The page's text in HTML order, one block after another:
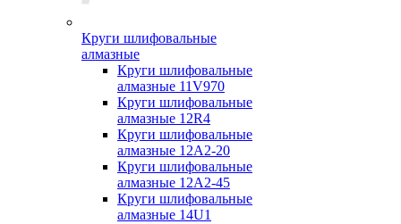
Круги шлифовальные
алмазные
Круги шлифовальные
алмазные 11V970
Круги шлифовальные
алмазные 12R4
Круги шлифовальные
алмазные 12А2-20
Круги шлифовальные
алмазные 12А2-45
Круги шлифовальные
алмазные 14U1